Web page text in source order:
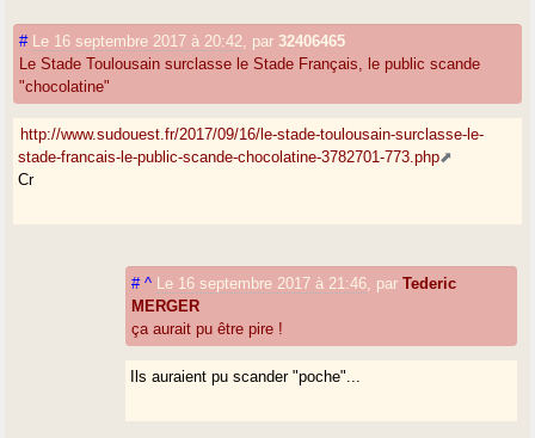
# Le 16 septembre 2017 à 20:42, par32406465
Le Stade Toulousain surclasse le Stade Français, le public scande
"chocolatine"
http://www.sudouest.fr/2017/09/16/le-stade-toulousain-surclasse-le-
stade-francais-le-public-scande-chocolatine-3782701-773.php
Cr
# ^ Le 16 septembre 2017 à 21:46, parTederic
MERGER
ça aurait pu être pire !
Ils auraient pu scander "poche"...